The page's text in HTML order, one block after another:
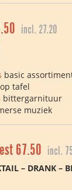
incl. 27.20
basic
tafel
bittergarnituur
muziek
67.50 incl.
– DRANK –